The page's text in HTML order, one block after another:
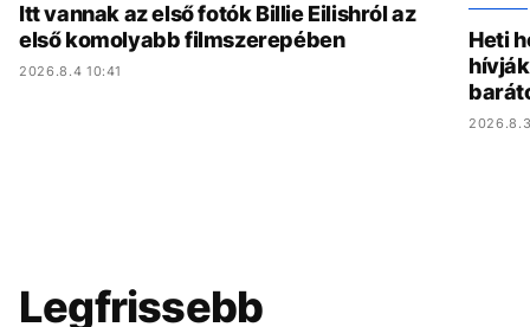
Itt vannak az első fotók Billie Eilishról az
első komolyabb filmszerepében
2026.8.4 10:41
Heti
Legfrissebb